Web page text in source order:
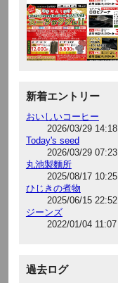
新着エントリー
おいしいコーヒー
2026/03/29 14:18
Today's seed
2026/03/29 07:23
丸池製麵所
2025/08/17 10:25
ひじきの煮物
2025/06/15 22:52
ジーンズ
2022/01/04 11:07
過去ログ